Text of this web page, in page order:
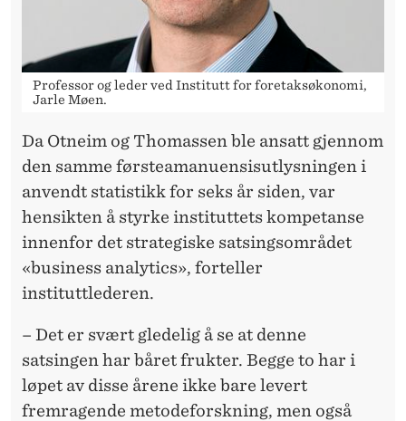
Professor og leder ved Institutt for foretaksøkonomi,
Jarle Møen.
Da Otneim og Thomassen ble ansatt gjennom
den samme førsteamanuensisutlysningen i
anvendt statistikk for seks år siden, var
hensikten å styrke instituttets kompetanse
innenfor det strategiske satsingsområdet
«business analytics», forteller
instituttlederen.
– Det er svært gledelig å se at denne
satsingen har båret frukter. Begge to har i
løpet av disse årene ikke bare levert
fremragende metodeforskning, men også